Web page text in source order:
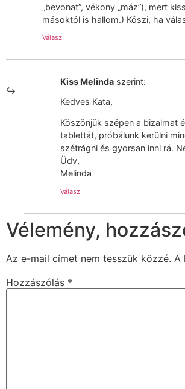
„bevonat”, vékony „máz”), mert
másoktól is hallom.) Köszi, ha
Válasz
Kiss Melinda szerint:
Kedves Kata,
Köszönjük szépen a bizalmat
tablettát, próbálunk kerülni
szétrágni és gyorsan inni rá.
Üdv,
Melinda
Válasz
Vélemény,
Az e-mail címet nem tesszük közzé. A
Hozzászólás *